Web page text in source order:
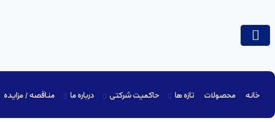
خانه محصولات تازه ها حاکمیت شرکتی درباره ما مناقصه / مزایده